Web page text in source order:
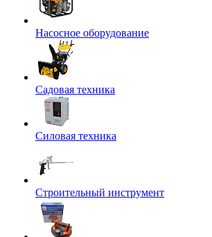
Насосное оборудование
Садовая техника
Силовая техника
Строительный инструмент